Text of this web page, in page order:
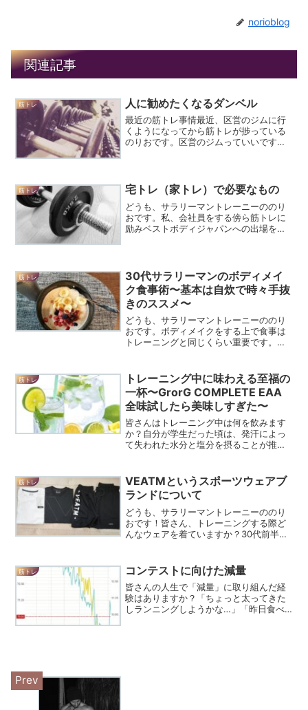
norioblog
関連記事
筋トレ 人に勧めたくなるダンベル
最近の筋トレ事情最近、区営のジムに行
くようになってから筋トレが捗っている
のりおです。区営のジムっていいですよ
員証発行手数料に1,...
筋トレ 宅トレ（家トレ）で必要なもの
どうも、サラリーマントレーニーののり
おです。私、会社員をする傍ら筋トレに
励みベストボディジャパンへの出場を目
協力して家事をしなく...
筋トレ
30代サラリーマンのボディメイ
ク食事術〜基本は自炊で時々手抜
きのススメ〜
どうも、サラリーマントレーニーののり
おです。ボディメイクをする上で食事は
トレーニングと同じくらい重要です。ト
肉を修復し大きくするためには材料とな
るタンパク質は必須です。...
筋トレ
トレーニング中に味わえる至福の
一杯〜GrorG COMPLETE EAA
全味試したら美味しすぎた〜
皆さんはトレーニング中は何を飲みます
か？自分が学生だった頃は、発汗によっ
て失われた水分と塩分を摂ることが推奨
番でした。しかし、最近では筋トレ業界
でトレーニング中に摂るサ...
筋トレ
VEATMというスポーツウェアブ
ランドについて
どうも、サラリーマントレーニーののり
おです！皆さん、トレーニングする際ど
んなウェアを着ていますか？30代前半の
着ていた服やGUのスポーツウェアを着て
いました。若い人たち...
筋トレ コンテストに向けた減量
皆さんの人生で「減量」に取り組んだ経
験はありますか？「ちょっと太ってきた
しランニングしようかな…」「昨日食べ